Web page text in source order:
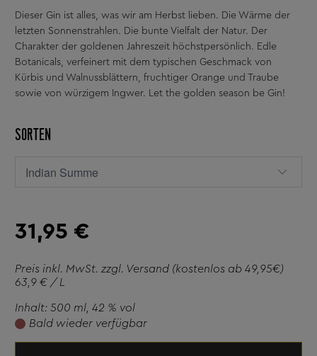
Dieser Gin ist alles, was wir am Herbst lieben. Die Wärme der
letzten Sonnenstrahlen. Die bunte Vielfalt der Natur. Der
Charakter der goldenen Jahreszeit höchstpersönlich. Edle
Botanicals, verfeinert mit dem typischen Geschmack von
Kürbis und Walnussblättern, fruchtiger Orange und Traube
sowie von würzigem Ingwer. Let the golden season be Gin!
SORTEN
31,95 €
Preis inkl. MwSt. zzgl. Versand (kostenlos ab 49,95€)
63,9 € / L
Inhalt: 500 ml , 42 % vol
Bald wieder verfügbar